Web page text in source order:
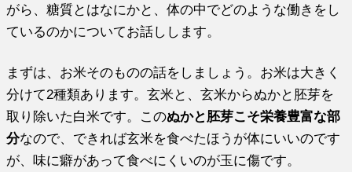
がら、糖質とはなにかと、体の中でどのような働きをし
ているのかについてお話しします。
まずは、お米そのものの話をしましょう。お米は大きく
分けて2種類あります。玄米と、玄米からぬかと胚芽を
取り除いた白米です。このぬかと胚芽こそ栄養豊富な部
分なので、できれば玄米を食べたほうが体にいいのです
が、味に癖があって食べにくいのが玉に傷です。